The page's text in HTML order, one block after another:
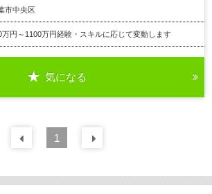
市中央区
万円～1100万円経験・スキルに応じて変動します
気になる
前の 件
1